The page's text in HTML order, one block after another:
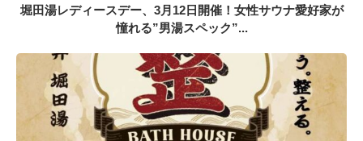
堀田湯レディースデー、3月12日開催！女性サウナ愛好家が
憧れる”男湯スペック”...